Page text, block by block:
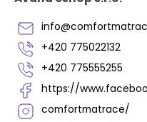
info@
+420 775022132
+420 775555255
https://
comfortmatrace/